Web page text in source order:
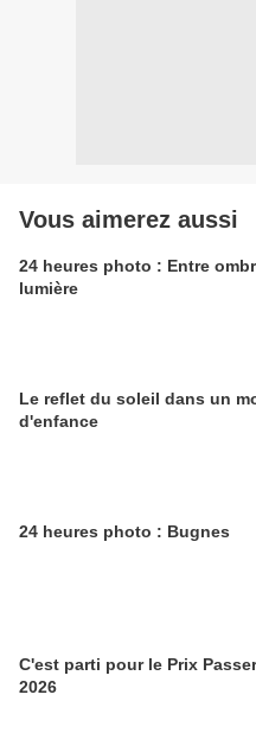
Vous aimerez aussi
24 heures photo : Entre
lumière
Le reflet du soleil dans un
d'enfance
24 heures photo : Bugnes
C'est parti pour le Prix
2026